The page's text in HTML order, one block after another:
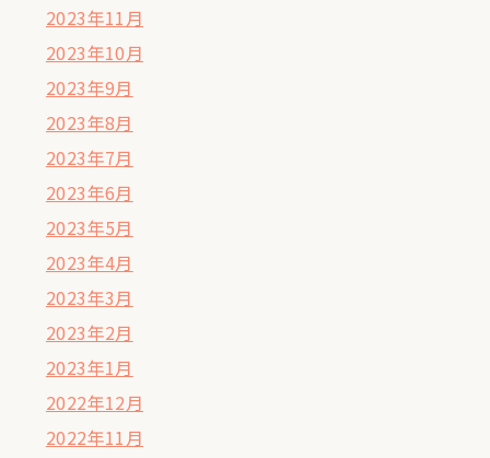
2023年11月
2023年10月
2023年9月
2023年8月
2023年7月
2023年6月
2023年5月
2023年4月
2023年3月
2023年2月
2023年1月
2022年12月
2022年11月